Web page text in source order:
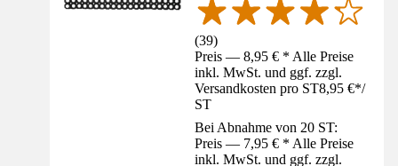
(39)
Preis — 8,95 € * Alle Preise
inkl. MwSt. und ggf. zzgl.
Versandkosten pro ST8,95 €*/
ST
Bei Abnahme von 20 ST:
Preis — 7,95 € * Alle Preise
inkl. MwSt. und ggf. zzgl.